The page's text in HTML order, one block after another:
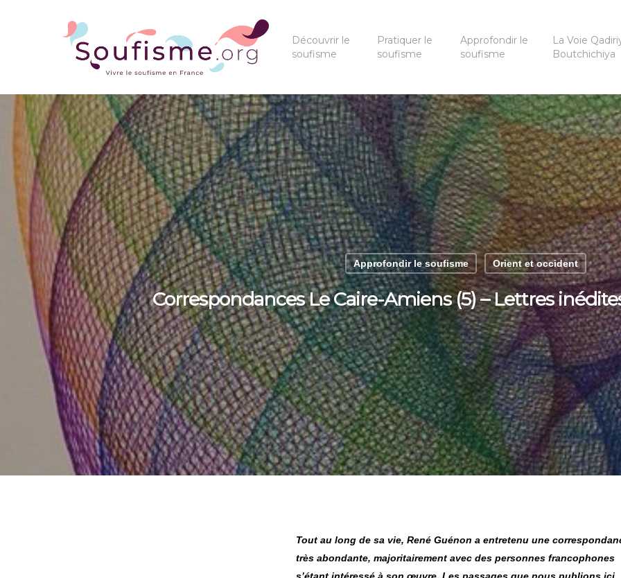
Découvrir le
soufisme
Pratiquer le
soufisme
Approfondir le
soufisme
La Voie
Boutchichiya
Approfondir le soufisme Orient et occident
Correspondances Le Caire-Amiens (5) – Lettres
Tout au long de sa vie, René Guénon a entretenu une
très abondante, majoritairement avec des personnes francophones